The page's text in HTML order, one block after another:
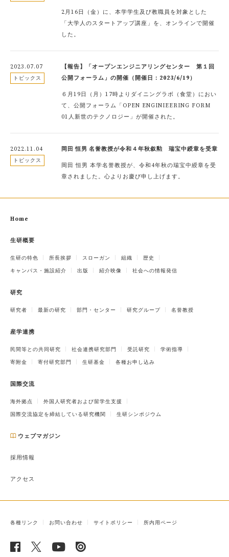
2月16日（金）に、本学学生及び教職員を対象とした
「大学人のスタートアップ講座」を、オンラインで開催
した。
2023.07.07
トピックス
【報告】「オープンエンジニアリングセンター 第１回
公開フォーラム」の開催（開催日：2023/6/19）
６月19日（月）17時よりダイニングラボ（食堂）におい
て、公開フォーラム「OPEN ENGINIEERING FORM
01人新世のテクノロジー」が開催された。
2022.11.04
トピックス
岡田 恒男 名誉教授が令和４年秋叙勲 瑞宝中綬章を受章
岡田 恒男 本学名誉教授が、令和4年秋の瑞宝中綬章を受
章されました。心よりお慶び申し上げます。
Home
生研概要
生研の特色 所長挨拶 スローガン 組織 歴史
キャンパス・施設紹介 出版 紹介映像 社会への情報発信
研究
研究者 最新の研究 部門・センター 研究グループ 名誉教授
産学連携
民間等との共同研究 社会連携研究部門 受託研究 学術指導
寄附金 寄付研究部門 生研基金 各種お申し込み
国際交流
海外拠点 外国人研究者および留学生支援
国際交流協定を締結している研究機関 生研シンポジウム
ウェブマガジン
採用情報
アクセス
各種リンク お問い合わせ サイトポリシー 所内用ページ